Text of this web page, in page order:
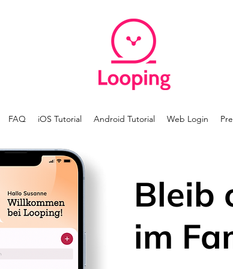
FAQ iOS Tutorial Android Tutorial Web Login
Bleib
im